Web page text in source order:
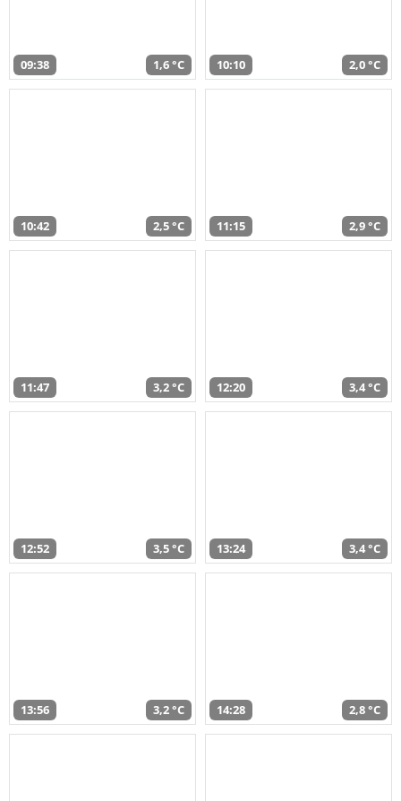
09:38 1,6 °C 10:10 2,0 °C
10:42 2,5 °C 11:15 2,9 °C
11:47 3,2 °C 12:20 3,4 °C
12:52 3,5 °C 13:24 3,4 °C
13:56 3,2 °C 14:28 2,8 °C